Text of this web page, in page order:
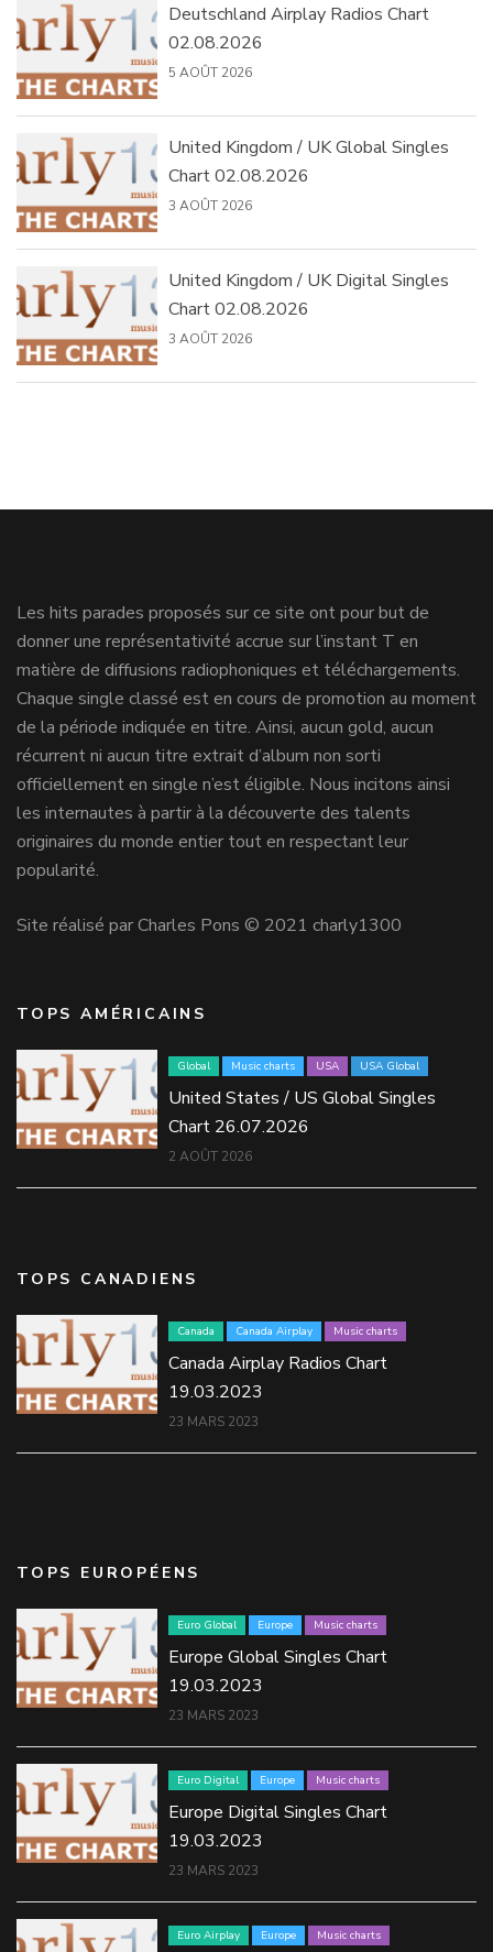
Deutschland Airplay Radios Chart
02.08.2026
5 AOÛT 2026
United Kingdom / UK Global Singles
Chart 02.08.2026
3 AOÛT 2026
United Kingdom / UK Digital Singles
Chart 02.08.2026
3 AOÛT 2026
Les hits parades proposés sur ce site ont pour but de
donner une représentativité accrue sur l’instant T en
matière de diffusions radiophoniques et téléchargements.
Chaque single classé est en cours de promotion au moment
de la période indiquée en titre. Ainsi, aucun gold, aucun
récurrent ni aucun titre extrait d’album non sorti
officiellement en single n’est éligible. Nous incitons ainsi
les internautes à partir à la découverte des talents
originaires du monde entier tout en respectant leur
popularité.
Site réalisé par Charles Pons © 2021 charly1300
TOPS AMÉRICAINS
Global Music charts USA USA Global
United States / US Global Singles
Chart 26.07.2026
2 AOÛT 2026
TOPS CANADIENS
Canada Canada Airplay Music charts
Canada Airplay Radios Chart
19.03.2023
23 MARS 2023
TOPS EUROPÉENS
Euro Global Europe Music charts
Europe Global Singles Chart
19.03.2023
23 MARS 2023
Euro Digital Europe Music charts
Europe Digital Singles Chart
19.03.2023
23 MARS 2023
Euro Airplay Europe Music charts